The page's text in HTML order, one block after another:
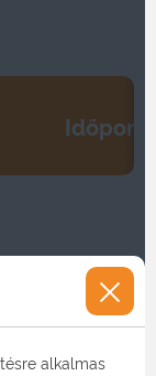
alkalmas
Időpont
igénylése,